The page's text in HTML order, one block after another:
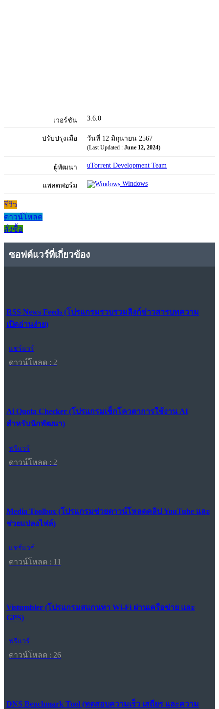
เวอร์ชัน 3.6.0
ปรับปรุงเมื่อ วันที่ 12 มิถุนายน 2567
(Last Updated : June 12, 2024)
ผู้พัฒนา uTorrent Development Team
แพลตฟอร์ม Windows
รีวิว
ดาวน์โหลด
สั่งซื้อ
ซอฟต์แวร์ที่เกี่ยวข้อง
RSS News Feeds (โปรแกรมรวบรวมลิงก์ข่าวสารบทความ
เปิดอ่านง่าย)
แชร์แวร์
ดาวน์โหลด : 2
Ai Quota Checker (โปรแกรมเช็กโควตาการใช้งาน AI
สำหรับนักพัฒนา)
ฟรีแวร์
ดาวน์โหลด : 2
Media Toolbox (โปรแกรมช่วยดาวน์โหลดคลิป YouTube และ
ช่วยแปลงไฟล์)
แชร์แวร์
ดาวน์โหลด : 11
Vistumbler (โปรแกรมสแกนหา Wi-Fi ผ่านเครือข่าย และ
GPS)
ฟรีแวร์
ดาวน์โหลด : 26
DNS Benchmark Tool (ทดสอบความเร็ว เสถียร และความ